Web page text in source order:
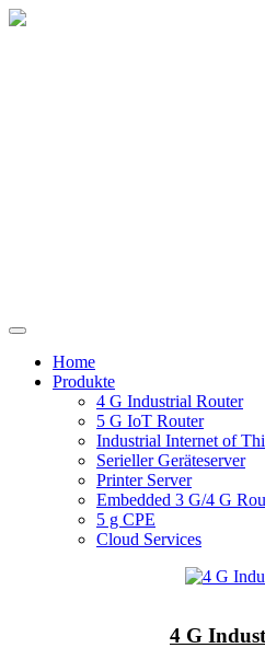
Home
Produkte
4 G Industrial Router
5 G IoT Router
Industrial Internet of
Serieller Geräteserver
Printer Server
Embedded 3 G/4 G
5 g CPE
Cloud Services
4 G